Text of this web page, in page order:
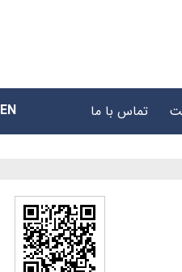
تماس با ما EN